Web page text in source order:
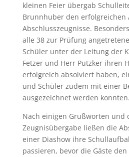
kleinen Feier übergab
Brunnhuber den erfolgreichen
Abschlusszeugnisse.
alle 38 zur Prüfung
Schüler unter der Leitung der
Fetzer und Herr Putzker ihren
erfolgreich absolviert haben,
und Schüler zudem mit einer
ausgezeichnet werden konnten.
Nach einigen Grußworten und
Zeugnisübergabe ließen die
einer Diashow ihre
passieren, bevor die Gäste